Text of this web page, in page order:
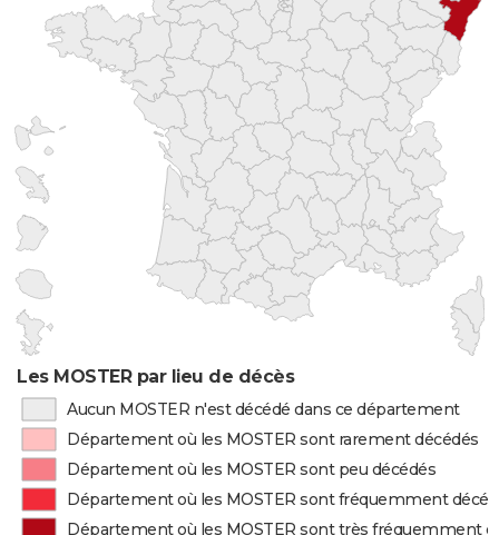
Les MOSTER par lieu de décès
Aucun MOSTER n'est décédé dans ce département
Département où les MOSTER sont rarement décédés
Département où les MOSTER sont peu décédés
Département où les MOSTER sont fréquemment
Département où les MOSTER sont très fréquemment